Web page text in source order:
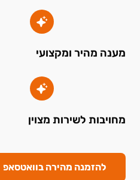
מענה מהיר ומקצועי
מחויבות לשירות מצוין
להזמנה מהירה בוואטסאפ